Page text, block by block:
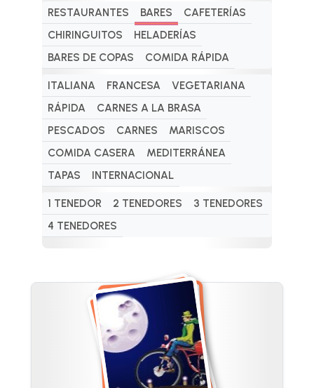
RESTAURANTES BARES
CAFETERÍAS
CHIRINGUITOS
HELADERÍAS
BARES DE COPAS
COMIDA RÁPIDA
ITALIANA FRANCESA
VEGETARIANA
RÁPIDA
CARNES A LA BRASA
PESCADOS
CARNES
MARISCOS
COMIDA CASERA
MEDITERRÁNEA
TAPAS
INTERNACIONAL
1 TENEDOR 2 TENEDORES
3 TENEDORES
4 TENEDORES